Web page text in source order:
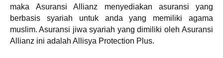
maka Asuransi Allianz menyediakan asuransi yang
berbasis syariah untuk anda yang memiliki agama
muslim. Asuransi jiwa syariah yang dimiliki oleh Asuransi
Allianz ini adalah Allisya Protection Plus.